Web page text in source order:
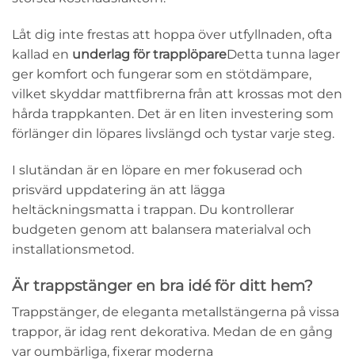
Låt dig inte frestas att hoppa över utfyllnaden, ofta
kallad en underlag för trapplöpareDetta tunna lager
ger komfort och fungerar som en stötdämpare,
vilket skyddar mattfibrerna från att krossas mot den
hårda trappkanten. Det är en liten investering som
förlänger din löpares livslängd och tystar varje steg.
I slutändan är en löpare en mer fokuserad och
prisvärd uppdatering än att lägga
heltäckningsmatta i trappan. Du kontrollerar
budgeten genom att balansera materialval och
installationsmetod.
Är trappstänger en bra idé för ditt hem?
Trappstänger, de eleganta metallstängerna på vissa
trappor, är idag rent dekorativa. Medan de en gång
var oumbärliga, fixerar moderna